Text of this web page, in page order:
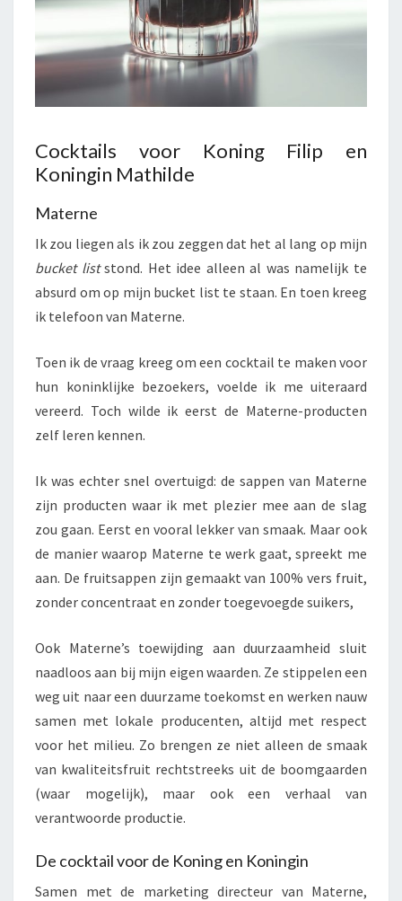
Cocktails voor Koning Filip en
Koningin Mathilde
Materne
Ik zou liegen als ik zou zeggen dat het al lang op mijn
bucket liststond. Het idee alleen al was namelijk te
absurd om op mijn bucket list te staan. En toen kreeg
ik telefoon van Materne.
Toen ik de vraag kreeg om een cocktail te maken voor
hun koninklijke bezoekers, voelde ik me uiteraard
vereerd. Toch wilde ik eerst de Materne-producten
zelf leren kennen.
Ik was echter snel overtuigd: de sappen van Materne
zijn producten waar ik met plezier mee aan de slag
zou gaan. Eerst en vooral lekker van smaak. Maar ook
de manier waarop Materne te werk gaat, spreekt me
aan. De fruitsappen zijn gemaakt van 100% vers fruit,
zonder concentraat en zonder toegevoegde suikers,
Ook Materne’s toewijding aan duurzaamheid sluit
naadloos aan bij mijn eigen waarden. Ze stippelen een
weg uit naar een duurzame toekomst en werken nauw
samen met lokale producenten, altijd met respect
voor het milieu. Zo brengen ze niet alleen de smaak
van kwaliteitsfruit rechtstreeks uit de boomgaarden
(waar mogelijk), maar ook een verhaal van
verantwoorde productie.
De cocktail voor de Koning en Koningin
Samen met de marketing directeur van Materne,